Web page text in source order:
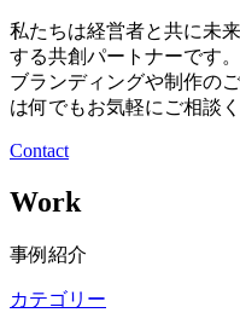
私たちは経営者と共に未
する共創パートナーです。
ブランディングや制作の
は何でもお気軽にご相談く
Contact
Work
事例紹介
カテゴリー